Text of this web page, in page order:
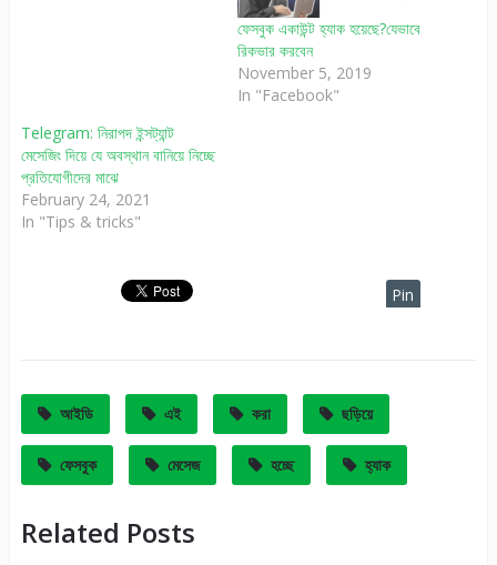
ফেসবুক একাউন্ট হ্যাক হয়েছে?যেভাবে
রিকভার করবেন
November 5, 2019
In "Facebook"
Telegram: নিরাপদ ইন্সট্যান্ট
মেসেজিং দিয়ে যে অবস্থান বানিয়ে নিচ্ছে
প্রতিযোগীদের মাঝে
February 24, 2021
In "Tips & tricks"
Pin
আইডি এই করা ছড়িয়ে
ফেসবুক মেসেজ হচ্ছে হ্যাক
Related Posts